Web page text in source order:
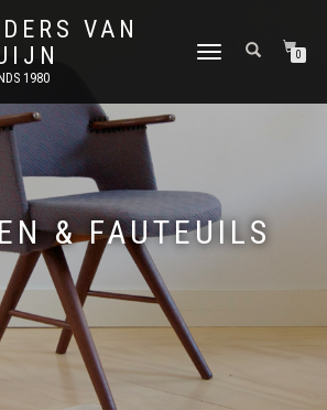
VAN
1980
SCHAKEL
0
& FAUTEUILS